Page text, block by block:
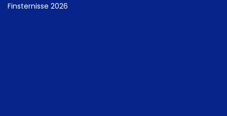
Finsternisse 2026